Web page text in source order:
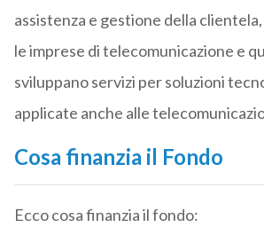
assistenza e gestione della
le imprese di telecomunicazione e
sviluppano servizi per soluzioni
applicate anche alle
Cosa finanzia il Fondo
Ecco cosa finanzia il fondo: